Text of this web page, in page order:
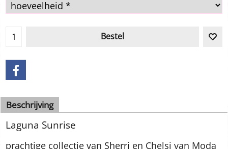
Beschrijving
Laguna Sunrise